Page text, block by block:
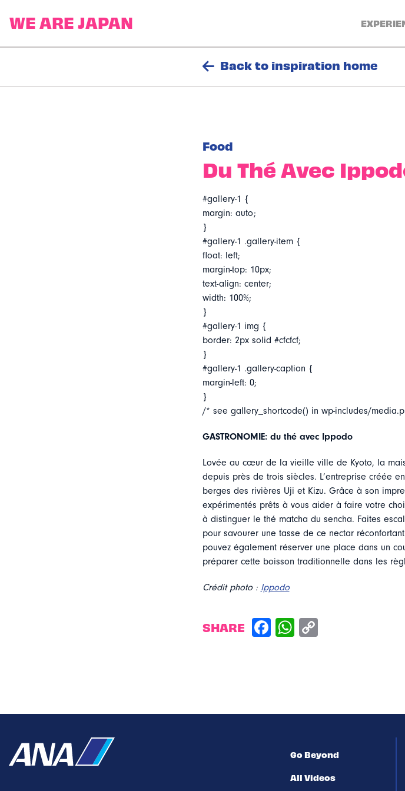
Back to inspiration home
Food
Du Thé Avec
#gallery-1 {
margin: auto;
}
#gallery-1 .gallery-item {
float: left;
margin-top: 10px;
text-align: center;
width: 100%;
}
#gallery-1 img {
border: 2px solid #cfcfcf;
}
#gallery-1 .gallery-caption {
margin-left: 0;
}
/* see gallery_shortcode() in wp-includes/
GASTRONOMIE: du thé avec Ippodo
Lovée au cœur de la vieille ville de Kyoto, la
depuis près de trois siècles. L’entreprise créée
berges des rivières Uji et Kizu. Grâce à son
expérimentés prêts à vous aider à faire votre
à distinguer le thé matcha du sencha. Faites
pour savourer une tasse de ce nectar
pouvez également réserver une place dans un
préparer cette boisson traditionnelle dans les
Crédit photo : Ippodo
SHARE
Go Beyond
All Videos